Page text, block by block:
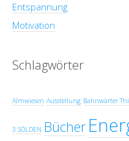
Entspannung
Motivation
Schlagwörter
Almwiesen Ausstellung Bahnwärter
3 SÖLDEN Bücher